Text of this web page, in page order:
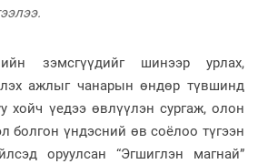
зэмсгүүдийг шинээр урлах,
ажлыг чанарын өндөр түвшинд
хойч үедээ өвлүүлэн сургаж, олон
болгон үндэсний өв соёлоо түгээн
оруулсан “Эгшиглэн магнай”